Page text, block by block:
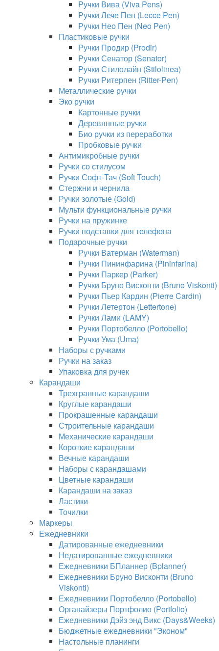
Ручки Вива (Viva Pens)
Ручки Лече Пен (Lecce Pen)
Ручки Нео Пен (Neo Pen)
Пластиковые ручки
Ручки Продир (Prodir)
Ручки Сенатор (Senator)
Ручки Стилолайн (Stilolinea)
Ручки Ритерпен (Ritter-Pen)
Металлические ручки
Эко ручки
Картонные ручки
Деревянные ручки
Био ручки из переработки
Пробковые ручки
Антимикробные ручки
Ручки со стилусом
Ручки Софт-Тач (Soft Touch)
Стержни и чернила
Ручки золотые (Gold)
Мульти функциональные ручки
Ручки на пружинке
Ручки подставки для телефона
Подарочные ручки
Ручки Ватерман (Waterman)
Ручки Пининфарина (Pininfarina)
Ручки Паркер (Parker)
Ручки Бруно Висконти (Bruno Viskonti)
Ручки Пьер Кардин (Pierre Cardin)
Ручки Летертон (Lettertone)
Ручки Лами (LAMY)
Ручки Портобелло (Portobello)
Ручки Ума (Uma)
Наборы с ручками
Ручки на заказ
Упаковка для ручек
Карандаши
Трехгранные карандаши
Круглые карандаши
Прокрашенные карандаши
Строительные карандаши
Механические карандаши
Короткие карандаши
Вечные карандаши
Наборы с карандашами
Цветные карандаши
Карандаши на заказ
Ластики
Точилки
Маркеры
Ежедневники
Датированные ежедневники
Недатированные ежедневники
Ежедневники БПланнер (Bplanner)
Ежедневники Бруно Висконти (Bruno
Viskonti)
Ежедневники Портобелло (Portobello)
Органайзеры Портфолио (Portfolio)
Ежедневники Дэйз энд Викс (Days&Weeks)
Бюджетные ежедневники "Эконом"
Настольные планинги